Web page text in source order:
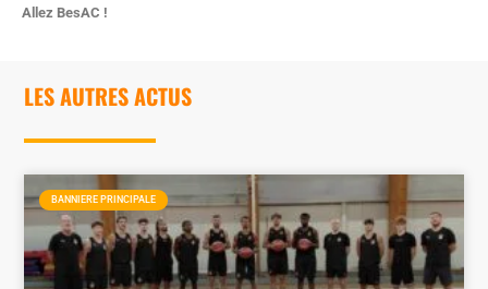
Allez BesAC !
LES AUTRES ACTUS
BANNIERE PRINCIPALE